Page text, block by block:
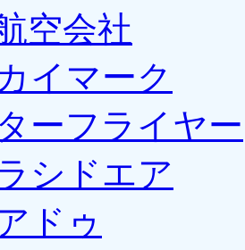
空会社
イマーク
ーフライヤー
シドエア
ドゥ